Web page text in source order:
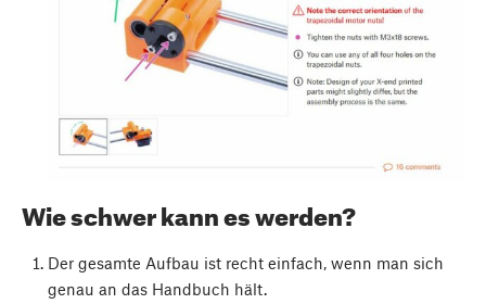
Wie schwer kann es werden?
Der gesamte Aufbau ist recht einfach, wenn man sich
genau an das Handbuch hält.